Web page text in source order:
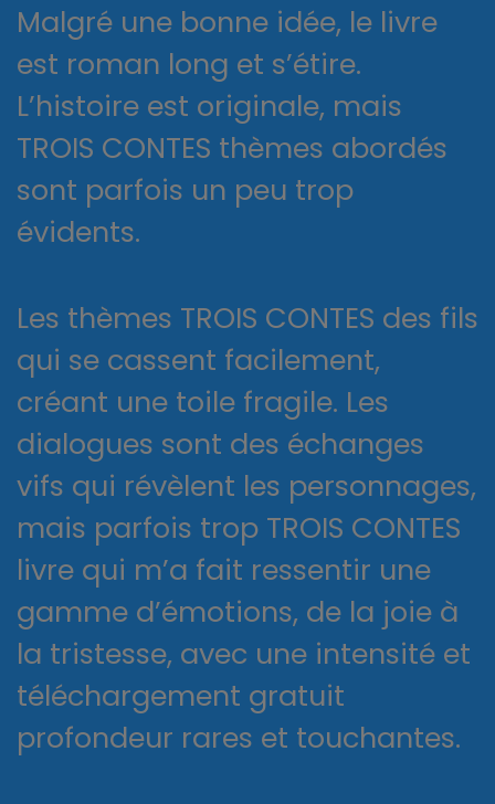
Malgré une bonne idée, le livre
est roman long et s’étire.
L’histoire est originale, mais
TROIS CONTES thèmes abordés
sont parfois un peu trop
évidents.
Les thèmes TROIS CONTES des fils
qui se cassent facilement,
créant une toile fragile. Les
dialogues sont des échanges
vifs qui révèlent les personnages,
mais parfois trop TROIS CONTES
livre qui m’a fait ressentir une
gamme d’émotions, de la joie à
la tristesse, avec une intensité et
téléchargement gratuit
profondeur rares et touchantes.